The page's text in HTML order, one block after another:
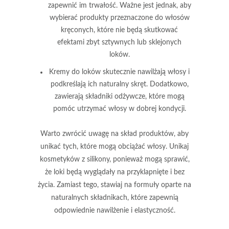
zapewnić im trwałość. Ważne jest jednak, aby
wybierać produkty przeznaczone do włosów
kręconych, które nie będą skutkować
efektami zbyt sztywnych lub sklejonych
loków.
Kremy do loków skutecznie nawilżają włosy i
podkreślają ich naturalny skręt. Dodatkowo,
zawierają składniki odżywcze, które mogą
pomóc utrzymać włosy w dobrej kondycji.
Warto zwrócić uwagę na skład produktów, aby
unikać tych, które mogą obciążać włosy. Unikaj
kosmetyków z silikony, ponieważ mogą sprawić,
że loki będą wyglądały na przyklapnięte i bez
życia. Zamiast tego, stawiaj na formuły oparte na
naturalnych składnikach, które zapewnią
odpowiednie nawilżenie i elastyczność.